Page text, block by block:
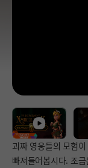
괴짜 영웅들의 모험
빠져들어봅시다. 조